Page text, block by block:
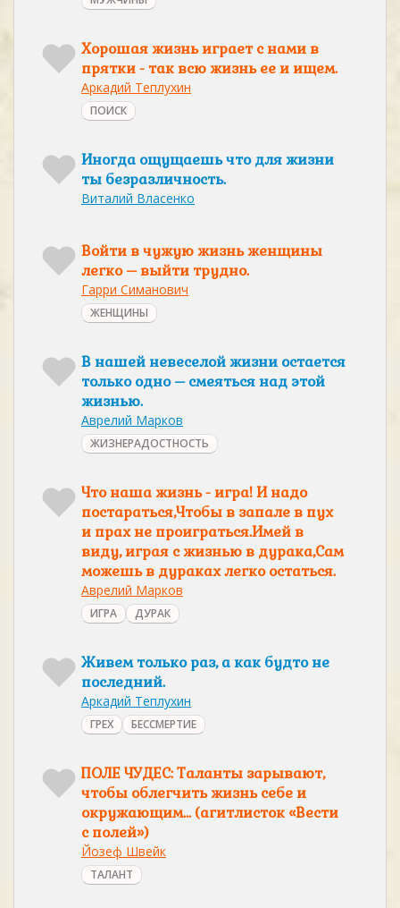
Хорошая жизнь играет с нами в
прятки - так всю жизнь ее и ищем.
Аркадий Теплухин
ПОИСК
Иногда ощущаешь что для жизни
ты безразличность.
Виталий Власенко
Войти в чужую жизнь женщины
легко – выйти трудно.
Гарри Симанович
ЖЕНЩИНЫ
В нашей невеселой жизни остается
только одно – смеяться над этой
жизнью.
Аврелий Марков
ЖИЗНЕРАДОСТНОСТЬ
Что наша жизнь - игра! И надо
постараться,Чтобы в запале в пух
и прах не проиграться.Имей в
виду, играя с жизнью в дурака,Сам
можешь в дураках легко остаться.
Аврелий Марков
ИГРА ДУРАК
Живем только раз, а как будто не
последний.
Аркадий Теплухин
ГРЕХ БЕССМЕРТИЕ
ПОЛЕ ЧУДЕС: Таланты зарывают,
чтобы облегчить жизнь себе и
окружающим… (агитлисток «Вести
с полей»)
Йозеф Швейк
ТАЛАНТ